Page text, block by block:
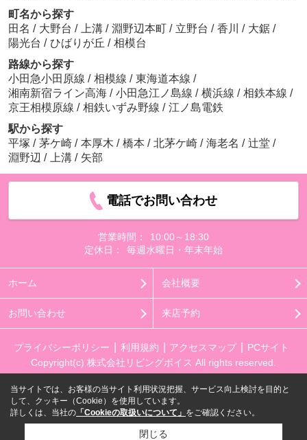
町名から探す
田名 / 大野台 / 上溝 / 淵野辺本町 / 立野台 / 香川 / 大鋸 /
陽光台 / ひばりが丘 / 相模台
路線から探す
小田急小田原線 / 相模線 / 東海道本線 /
湘南新宿ライン高海 / 小田急江ノ島線 / 横浜線 / 相鉄本線 /
京王相模原線 / 相鉄いずみ野線 / 江ノ島電鉄
駅から探す
平塚 / 茅ケ崎 / 本厚木 / 橋本 / 北茅ケ崎 / 海老名 / 辻堂 /
淵野辺 / 上溝 / 矢部
電話でお問い合わせ
営業時間：
10:00～18:30
定休日：
毎週水曜日・年末年始
ホーム 会社概要
お問い合わせ 来店予約
プライバシーポリシー 利用規約 アクセスマップ
PCサイト
Copyright(c) 株式会社リビングボイス All rights reserved.
当サイトでは、お客様の当サイト利用状況把握、サービス向上検討を目的と
して、クッキー（Cookie）を使用しています。
詳しくは、当社の 「Cookieの取扱いについて」 をご確認ください。
閉じる